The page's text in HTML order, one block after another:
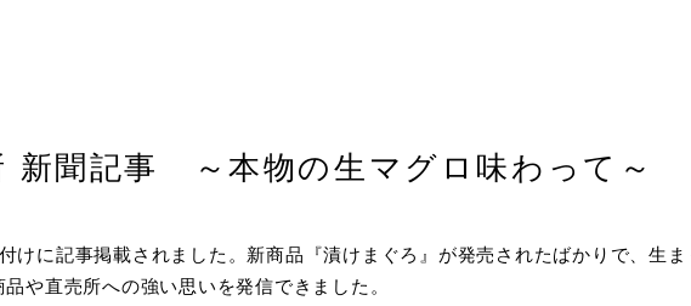
新聞記事 ～本物の生マグロ味わって～
けに記事掲載されました。新商品『漬けまぐろ』が発売されたばかりで、生
や直売所への強い思いを発信できました。